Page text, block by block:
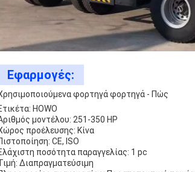
Εφαρμογές:
φορτηγά φορτηγά - Πώς
HOWO
μοντέλου: 251-350 HP
προέλευσης: Κίνα
CE, ISO
ποσότητα παραγγελίας: 1 pc
Διαπραγματεύσιμη